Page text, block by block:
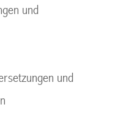
und
und